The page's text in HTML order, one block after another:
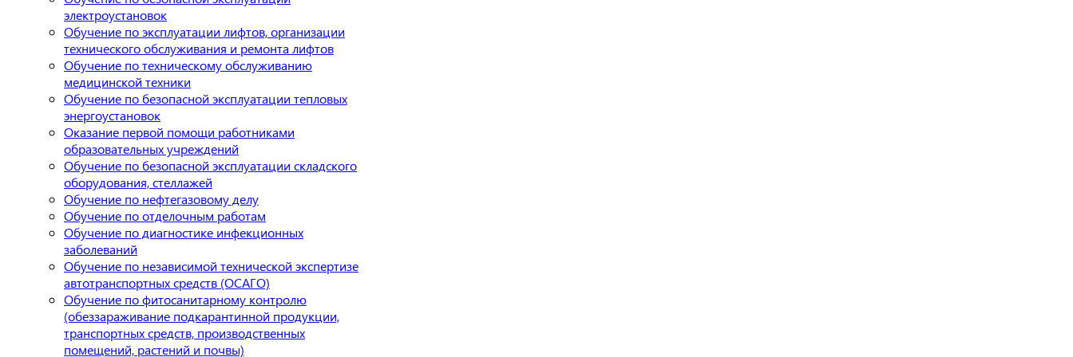
электроустановок
Обучение по эксплуатации лифтов, организации
технического обслуживания и ремонта лифтов
Обучение по техническому обслуживанию
медицинской техники
Обучение по безопасной эксплуатации тепловых
энергоустановок
Оказание первой помощи работниками
образовательных учреждений
Обучение по безопасной эксплуатации складского
оборудования, стеллажей
Обучение по нефтегазовому делу
Обучение по отделочным работам
Обучение по диагностике инфекционных
заболеваний
Обучение по независимой технической экспертизе
автотранспортных средств (ОСАГО)
Обучение по фитосанитарному контролю
(обеззараживание подкарантинной продукции,
транспортных средств, производственных
помещений, растений и почвы)